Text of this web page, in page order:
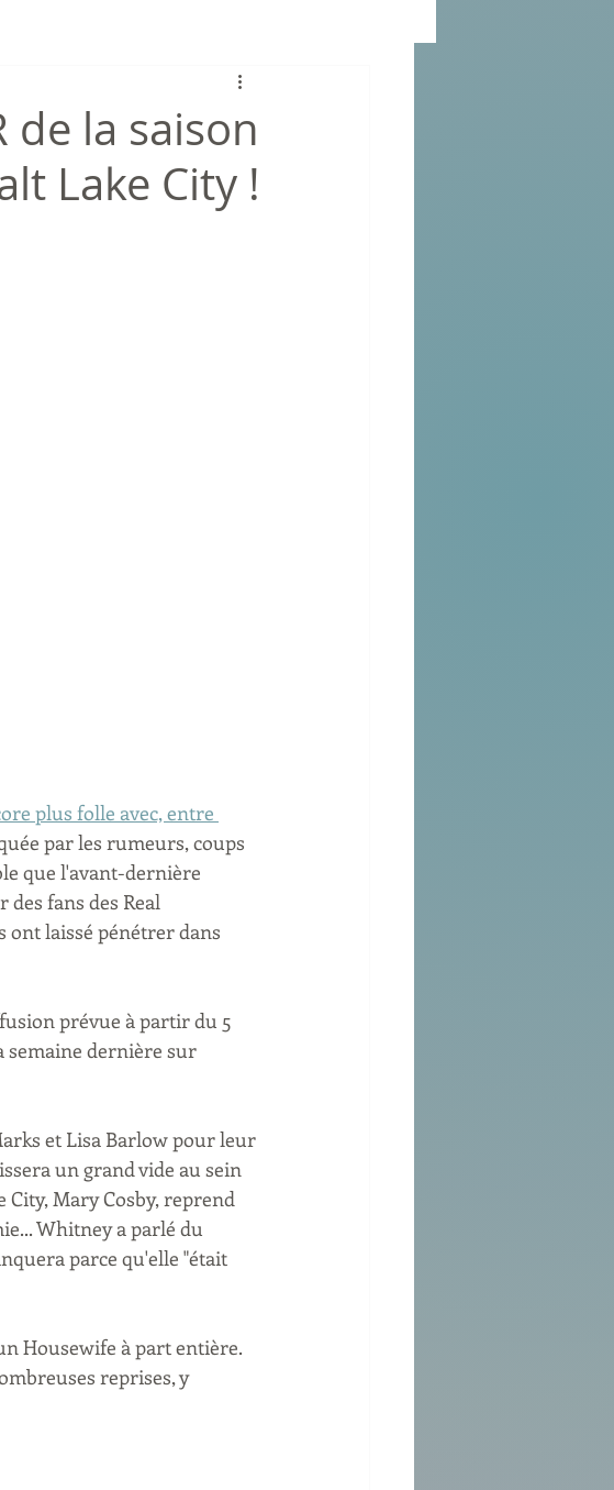
de la saison
Lake City !
plus folle avec, entre
par les rumeurs, coups
que l'avant-dernière
fans des Real
ont laissé pénétrer dans
prévue à partir du 5
semaine dernière sur
et Lisa Barlow pour leur
un grand vide au sein
City, Mary Cosby, reprend
Whitney a parlé du
parce qu'elle "était
Housewife à part entière.
reprises, y